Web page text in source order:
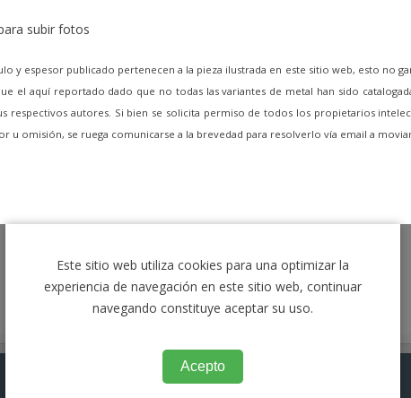
Este sitio web utiliza cookies para una optimizar la
experiencia de navegación en este sitio web, continuar
navegando constituye aceptar su uso.
Acepto
subir fotos
y espesor publicado pertenecen a la pieza ilustrada en este sitio web, esto no
el aquí reportado dado que no todas las variantes de metal han sido
respectivos autores. Si bien se solicita permiso de todos los propietarios
u omisión, se ruega comunicarse a la brevedad para resolverlo vía email a